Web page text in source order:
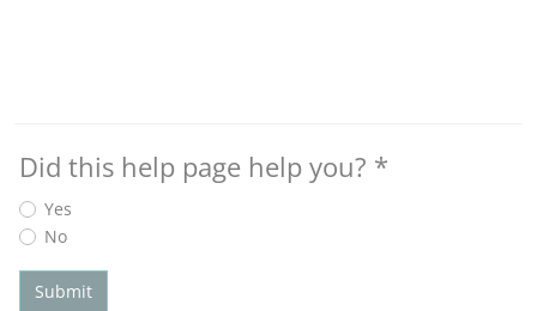
Did this help page help you? *
Yes
No
Submit